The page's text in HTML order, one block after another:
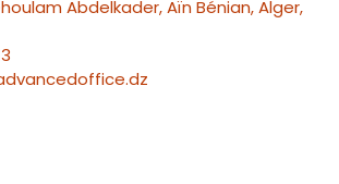
Abdelkader, Aïn Bénian, Alger,